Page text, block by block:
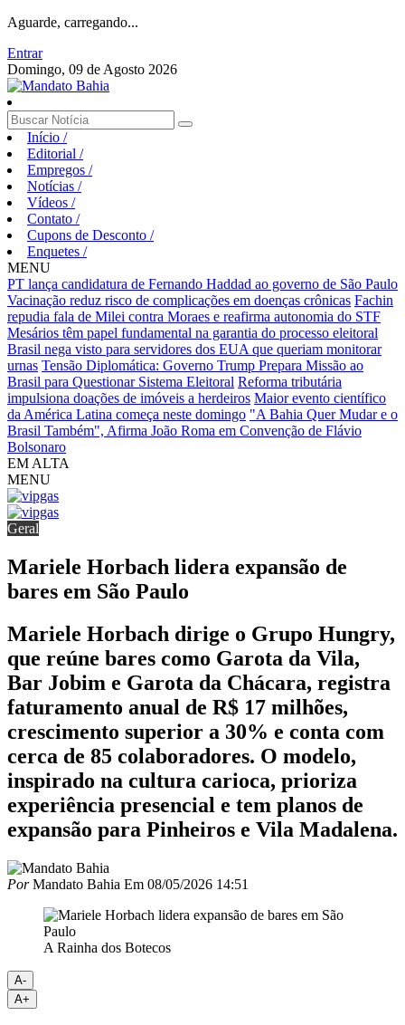
Aguarde, carregando...
Entrar
Domingo, 09 de Agosto 2026
Início /
Editorial /
Empregos /
Notícias /
Vídeos /
Contato /
Cupons de Desconto /
Enquetes /
MENU
PT lança candidatura de Fernando Haddad ao governo de São Paulo
Vacinação reduz risco de complicações em doenças crônicas Fachin
repudia fala de Milei contra Moraes e reafirma autonomia do STF
Mesários têm papel fundamental na garantia do processo eleitoral
Brasil nega visto para servidores dos EUA que queriam monitorar
urnas Tensão Diplomática: Governo Trump Prepara Missão ao
Brasil para Questionar Sistema Eleitoral Reforma tributária
impulsiona doações de imóveis a herdeiros Maior evento científico
da América Latina começa neste domingo "A Bahia Quer Mudar e o
Brasil Também", Afirma João Roma em Convenção de Flávio
Bolsonaro
EM ALTA
MENU
Geral
Mariele Horbach lidera expansão de
bares em São Paulo
Mariele Horbach dirige o Grupo Hungry,
que reúne bares como Garota da Vila,
Bar Jobim e Garota da Chácara, registra
faturamento anual de R$ 17 milhões,
crescimento superior a 30% e conta com
cerca de 85 colaboradores. O modelo,
inspirado na cultura carioca, prioriza
experiência presencial e tem planos de
expansão para Pinheiros e Vila Madalena.
PorMandato Bahia Em 08/05/2026 14:51
A Rainha dos Botecos
A-
A+